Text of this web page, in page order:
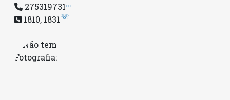
275319731℡
1810, 1831☏